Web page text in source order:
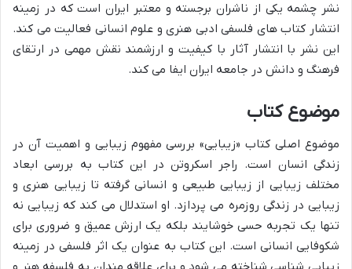
نشر چشمه یکی از ناشران برجسته و معتبر ایران است که در زمینه
انتشار کتاب های فلسفی ادبی هنری و علوم انسانی فعالیت می کند.
این نشر با انتشار آثار با کیفیت و ارزشمند نقش مهمی در ارتقای
فرهنگ و دانش در جامعه ایران ایفا می کند.
موضوع کتاب
موضوع اصلی کتاب «زیبایی» بررسی مفهوم زیبایی و اهمیت آن در
زندگی انسان است. راجر اسکروتن در این کتاب به بررسی ابعاد
مختلف زیبایی از زیبایی طبیعی و انسانی گرفته تا زیبایی هنری و
زیبایی در زندگی روزمره می پردازد. او استدلال می کند که زیبایی نه
تنها یک تجربه حسی خوشایند بلکه یک ارزش عمیق و ضروری برای
شکوفایی انسانی است. این کتاب به عنوان یک اثر فلسفی در زمینه